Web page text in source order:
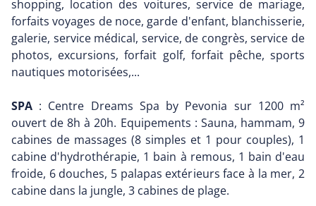
shopping, location des voitures, service de mariage,
forfaits voyages de noce, garde d'enfant, blanchisserie,
galerie, service médical, service, de congrès, service de
photos, excursions, forfait golf, forfait pêche, sports
nautiques motorisées,...
SPA : Centre Dreams Spa by Pevonia sur 1200 m²
ouvert de 8h à 20h. Equipements : Sauna, hammam, 9
cabines de massages (8 simples et 1 pour couples), 1
cabine d'hydrothérapie, 1 bain à remous, 1 bain d'eau
froide, 6 douches, 5 palapas extérieurs face à la mer, 2
cabine dans la jungle, 3 cabines de plage.